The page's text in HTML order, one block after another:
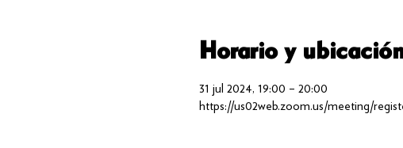
Horario y
31 jul 2024, 19:00 – 20:00
https://us02web.zoom.us/meeting/